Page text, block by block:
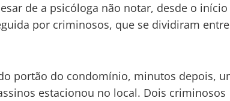
de a psicóloga não notar, desde o início
por criminosos, que se dividiram
portão do condomínio, minutos depois,
estacionou no local. Dois criminosos